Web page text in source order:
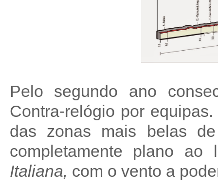
Pelo segundo ano
Contra-relógio por
das zonas mais belas
completamente plano
Italiana, com o vento a